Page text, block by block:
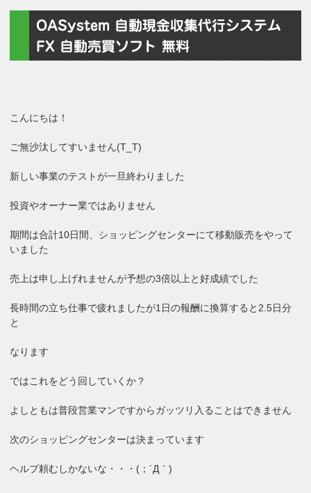
OASystem 自動現金収集代行システム
FX 自動売買ソフト 無料
こんにちは！
ご無沙汰してすいません(T_T)
新しい事業のテストが一旦終わりました
投資やオーナー業ではありません
期間は合計10日間、ショッピングセンターにて移動販売をやって
いました
売上は申し上げれませんが予想の3倍以上と好成績でした
長時間の立ち仕事で疲れましたが1日の報酬に換算すると2.5日分
と
なります
ではこれをどう回していくか？
よしともは普段営業マンですからガッツリ入ることはできません
次のショッピングセンターは決まっています
ヘルプ頼むしかないな・・・(；´Д｀)